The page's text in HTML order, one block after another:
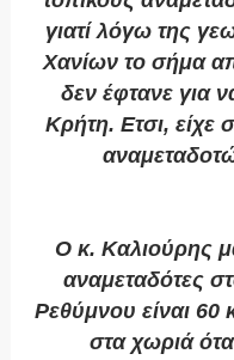
γιατί λόγω της
Χανίων το σήμα
δεν έφτανε για
Κρήτη. Ετσι, είχε
Ο κ. Καλιούρης
αναμεταδότες
Ρεθύμνου είναι 60
στα χωριά